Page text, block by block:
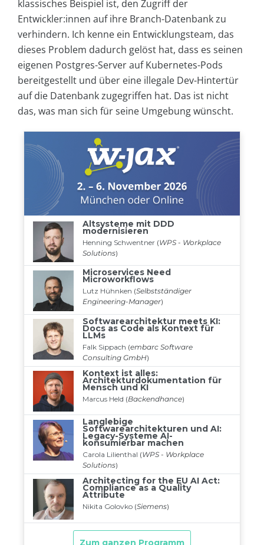
klassisches Beispiel ist, den Zugriff der
Entwickler:innen auf ihre Branch-Datenbank zu
verhindern. Ich kenne ein Entwicklungsteam, das
dieses Problem dadurch gelöst hat, dass es seinen
eigenen Postgres-Server auf Kubernetes-Pods
bereitgestellt und über eine illegale Dev-Hintertür
auf die Datenbank zugegriffen hat. Das ist nicht
das, was man sich für seine Umgebung wünscht.